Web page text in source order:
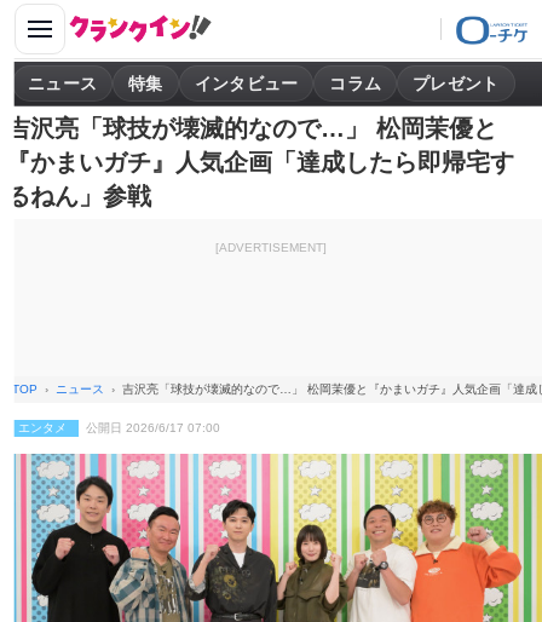
ニュース 特集 インタビュー コラム プレゼント
吉沢亮「球技が壊滅的なので…」 松岡茉優と
『かまいガチ』人気企画「達成したら即帰宅す
るねん」参戦
[ADVERTISEMENT]
TOP ニュース 吉沢亮「球技が壊滅的なので…」 松岡茉優と『かまいガチ』人気企画「達成
エンタメ 公開日 2026/6/17 07:00